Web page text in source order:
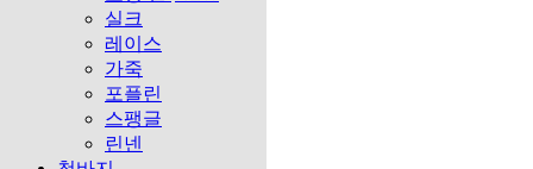
실크
레이스
가죽
포플린
스팽글
린넨